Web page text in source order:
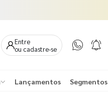
Entre
ou cadastre-se
Lançamentos Segmentos